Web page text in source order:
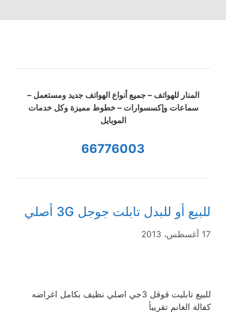
المنار للهواتف – جميع أنواع الهواتف جديد ومستعمل –
سماعات وإكسسوارات – خطوط مميزة وكل خدمات
الموبايل
66776003
للبيع أو للبدل تابلت جوجل 3G أصلي
17 أغسطس، 2013
للبيع تابليت قوقل 3جي اصلي نظيف بكامل اغراضه
كفالة الغانم تقريبأ